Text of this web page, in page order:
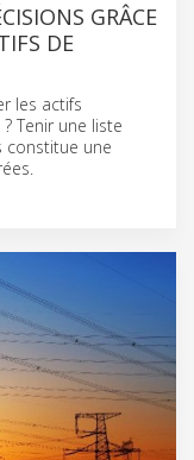
GRÂCE
DE
les actifs
Tenir une liste
constitue une